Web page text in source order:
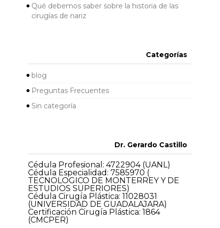
Qué debemos saber sobre la historia de las
cirugías de nariz
Categorías
blog
Preguntas Frecuentes
Sin categoría
Dr. Gerardo Castillo
Cédula Profesional: 4722904 (UANL)
Cédula Especialidad: 7585970 (
TECNOLOGICO DE MONTERREY Y DE
ESTUDIOS SUPERIORES)
Cédula Cirugía Plástica: 11028031
(UNIVERSIDAD DE GUADALAJARA)
Certificación Cirugía Plástica: 1864
(CMCPER)